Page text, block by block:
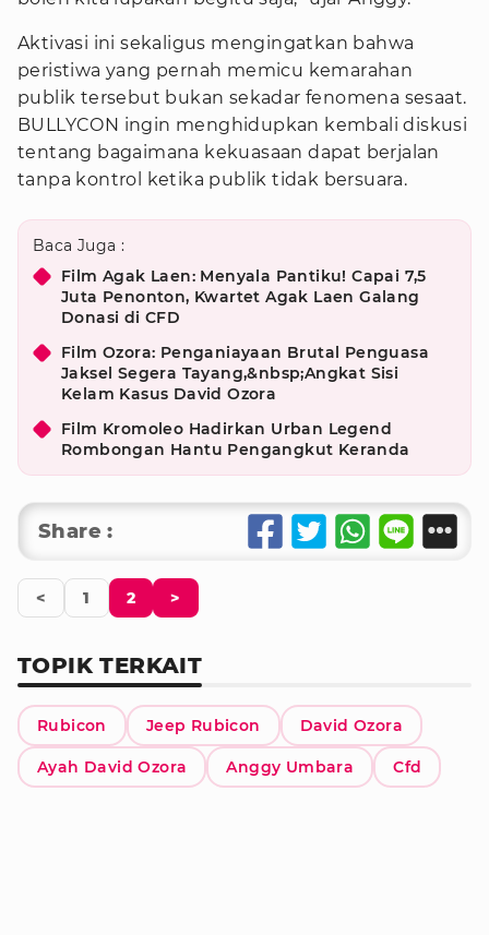
Aktivasi ini sekaligus mengingatkan bahwa
peristiwa yang pernah memicu kemarahan
publik tersebut bukan sekadar fenomena sesaat.
BULLYCON ingin menghidupkan kembali diskusi
tentang bagaimana kekuasaan dapat berjalan
tanpa kontrol ketika publik tidak bersuara.
Baca Juga :
Film Agak Laen: Menyala Pantiku! Capai 7,5
Juta Penonton, Kwartet Agak Laen Galang
Donasi di CFD
Film Ozora: Penganiayaan Brutal Penguasa
Jaksel Segera Tayang,&nbsp;Angkat Sisi
Kelam Kasus David Ozora
Film Kromoleo Hadirkan Urban Legend
Rombongan Hantu Pengangkut Keranda
Share :
< 1 2 >
TOPIK TERKAIT
Rubicon Jeep Rubicon David Ozora
Ayah David Ozora Anggy Umbara Cfd